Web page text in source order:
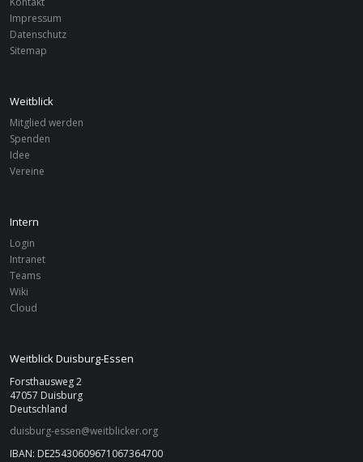
FILTER
Suchen
Impressum
Datenschutz
Sitemap
Weitblick
Mitglied werden
Spenden
Idee
Vereine
Intern
Login
Intranet
Teams
Wiki
Cloud
Weitblick Duisburg-Essen
Forsthausweg 2
47057 Duisburg
Deutschland
duisburg-essen@weitblicker.org
IBAN: DE25430609671067364700